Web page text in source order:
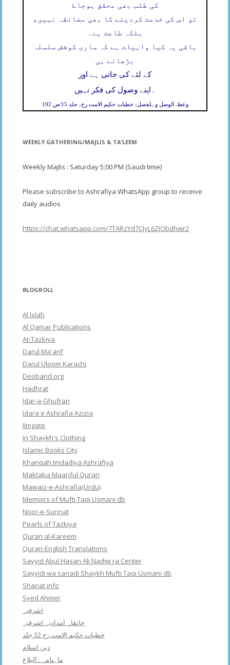
کی طلب بھی محقق ہوجاۓ
تو اس کی خدمت کردینے کا بھی مضائقہ نہیں،
بلکہ طاعت ہے۔
باقی یہ کیا واہیات ہے کہ ساری کوشش سلسلہ
بڑھانے ہی
کے لئے کی جاتی ہے اور
اپنے وصول کی فکر نہیں ۔
وعظ: الوصل وہلفصل، خطبات حکیم الامت رح، جلد 15/ص 192
WEEKLY GATHERING/MAJLIS & TA’LEEM
Weekly Majlis : Saturday 5;00 PM (Saudi time)
Please subscribe to Ashrafiya WhatsApp group to receive
daily audios
https://chat.whatsapp.com/7TARzYd7CJyL6ZjObdhwr2
BLOGROLL
Al Islah
Al Qamar Publications
At-Tazkiya
Darul Ma'arif
Darul Uloom Karachi
Deoband.org
Hadhrat
Idar-a-Ghufran
Idara e Ashrafia Azizia
Ilmgate
In Shaykh's Clothing
Islamic Books City
Khanqah Imdadiya Ashrafiya
Maktaba Maariful Quran
Mawaiz-e-Ashrafia(Urdu)
Memoirs of Mufti Taqi Usmani db
Noor-e-Sunnat
Pearls of Tazkiya
Quran al-Kareem
Quran-English Translations
Sayyid Abul Hasan Ali Nadwi ra Center
Sayyidi wa sanadi Shaykh Mufti Taqi Usmani db
Shariat info
Syed Ahmer
اشرفبہ
خانقاہ امدادیہ اشرفیہ
خطبات حکیم الامت رح 32 جلد
دین اسلام
ماہنامہ : البلاغ